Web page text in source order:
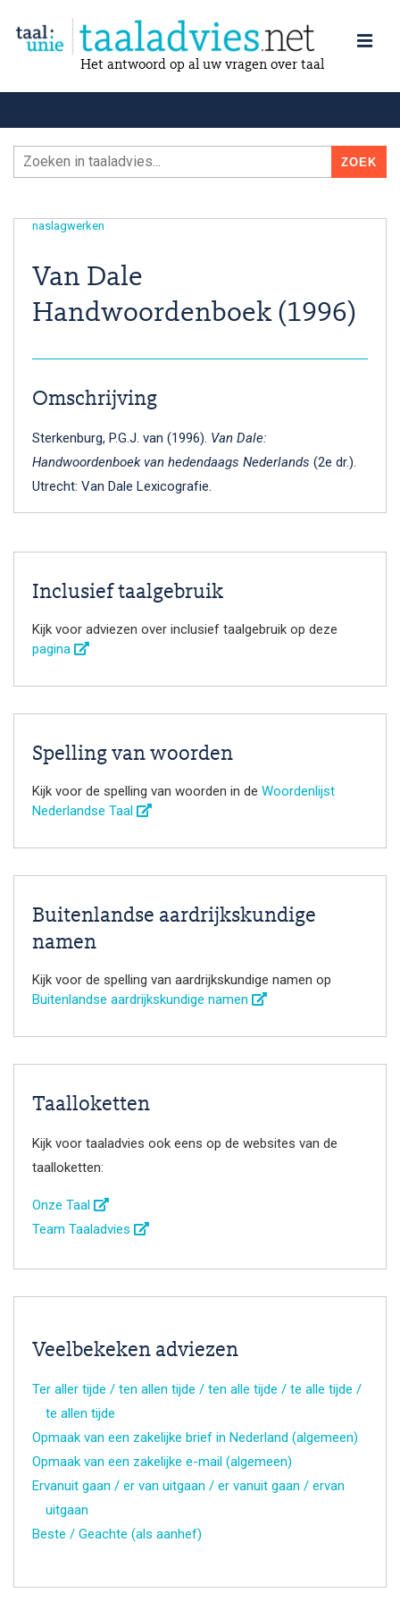
Het antwoord op al uw vragen over taal
naslagwerken
Van Dale
Handwoordenboek (1996)
Omschrijving
Sterkenburg, P.G.J. van (1996). Van Dale:
Handwoordenboek van hedendaags Nederlands (2e dr.).
Utrecht: Van Dale Lexicografie.
Inclusief taalgebruik
Kijk voor adviezen over inclusief taalgebruik op deze
pagina
Spelling van woorden
Kijk voor de spelling van woorden in de Woordenlijst
Nederlandse Taal
Buitenlandse aardrijkskundige
namen
Kijk voor de spelling van aardrijkskundige namen op
Buitenlandse aardrijkskundige namen
Taalloketten
Kijk voor taaladvies ook eens op de websites van de
taalloketten:
Onze Taal
Team Taaladvies
Veelbekeken adviezen
Ter aller tijde / ten allen tijde / ten alle tijde / te alle tijde /
te allen tijde
Opmaak van een zakelijke brief in Nederland (algemeen)
Opmaak van een zakelijke e-mail (algemeen)
Ervanuit gaan / er van uitgaan / er vanuit gaan / ervan
uitgaan
Beste / Geachte (als aanhef)